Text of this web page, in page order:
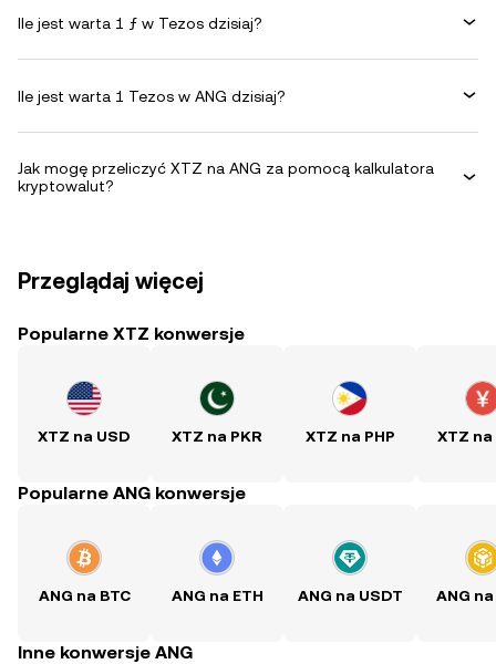
Ile jest warta 1 ƒ w Tezos dzisiaj?
Ile jest warta 1 Tezos w ANG dzisiaj?
Jak mogę przeliczyć XTZ na ANG za pomocą kalkulatora
kryptowalut?
Przeglądaj więcej
Popularne XTZ konwersje
XTZ na USD XTZ na PKR XTZ na PHP XTZ na
Popularne ANG konwersje
ANG na BTC ANG na ETH ANG na USDT ANG
Inne konwersje ANG